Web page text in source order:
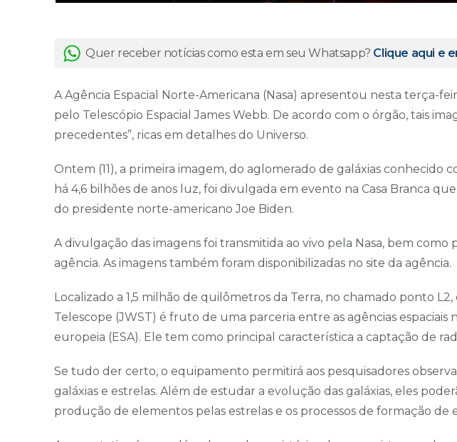
Quer receber notícias como esta em seu Whatsapp? Clique aqui e
A Agência Espacial Norte-Americana (Nasa) apresentou nesta terça-
pelo Telescópio Espacial James Webb. De acordo com o órgão, tais
precedentes”, ricas em detalhes do Universo.
Ontem (11), a primeira imagem, do aglomerado de galáxias conhecido
há 4,6 bilhões de anos luz, foi divulgada em evento na Casa Branca
do presidente norte-americano Joe Biden.
A divulgação das imagens foi transmitida ao vivo pela Nasa, bem como
agência. As imagens também foram disponibilizadas no site da agência.
Localizado a 1,5 milhão de quilômetros da Terra, no chamado ponto L2,
Telescope (JWST) é fruto de uma parceria entre as agências espaciais
europeia (ESA). Ele tem como principal característica a captação de
Se tudo der certo, o equipamento permitirá aos pesquisadores
galáxias e estrelas. Além de estudar a evolução das galáxias, eles
produção de elementos pelas estrelas e os processos de formação de